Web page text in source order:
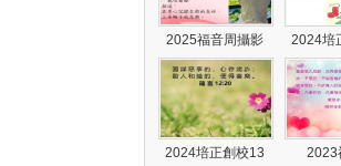
2025福音周攝影 2024培
2024培正創校13 2023